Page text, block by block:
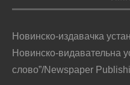
Новинско-издавачка
Новинско-видавательна
слово”/Newspaper